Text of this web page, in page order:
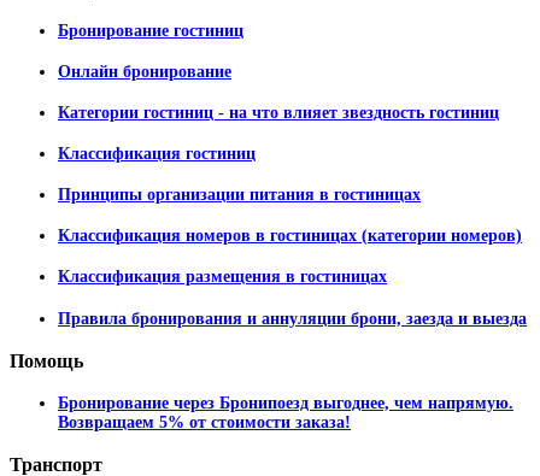
Бронирование гостиниц
Онлайн бронирование
Категории гостиниц - на что влияет звездность гостиниц
Классификация гостиниц
Принципы организации питания в гостиницах
Классификация номеров в гостиницах (категории номеров)
Классификация размещения в гостиницах
Правила бронирования и аннуляции брони, заезда и выезда
Помощь
Бронирование через Бронипоезд выгоднее, чем напрямую.
Возвращаем 5% от стоимости заказа!
Транспорт